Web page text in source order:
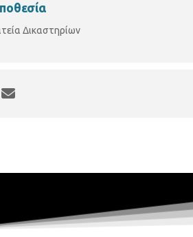
Δικαστηρίων